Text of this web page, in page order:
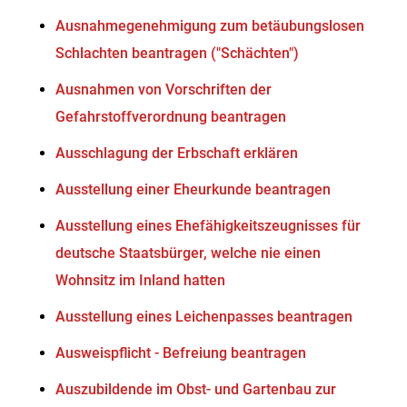
Ausnahmegenehmigung zum betäubungslosen
Schlachten beantragen ("Schächten")
Ausnahmen von Vorschriften der
Gefahrstoffverordnung beantragen
Ausschlagung der Erbschaft erklären
Ausstellung einer Eheurkunde beantragen
Ausstellung eines Ehefähigkeitszeugnisses für
deutsche Staatsbürger, welche nie einen
Wohnsitz im Inland hatten
Ausstellung eines Leichenpasses beantragen
Ausweispflicht - Befreiung beantragen
Auszubildende im Obst- und Gartenbau zur